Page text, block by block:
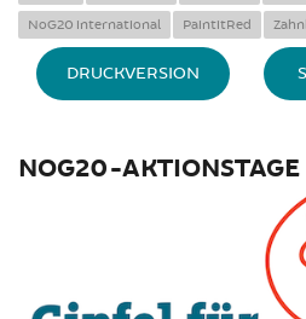
NoG20 international PaintitRed
DRUCKVERSION
NOG20-AKTIONSTAGE